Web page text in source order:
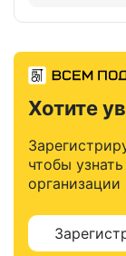
Хотите
чтобы
организации